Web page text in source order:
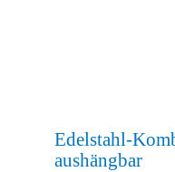
Edelstahl-
aushängbar